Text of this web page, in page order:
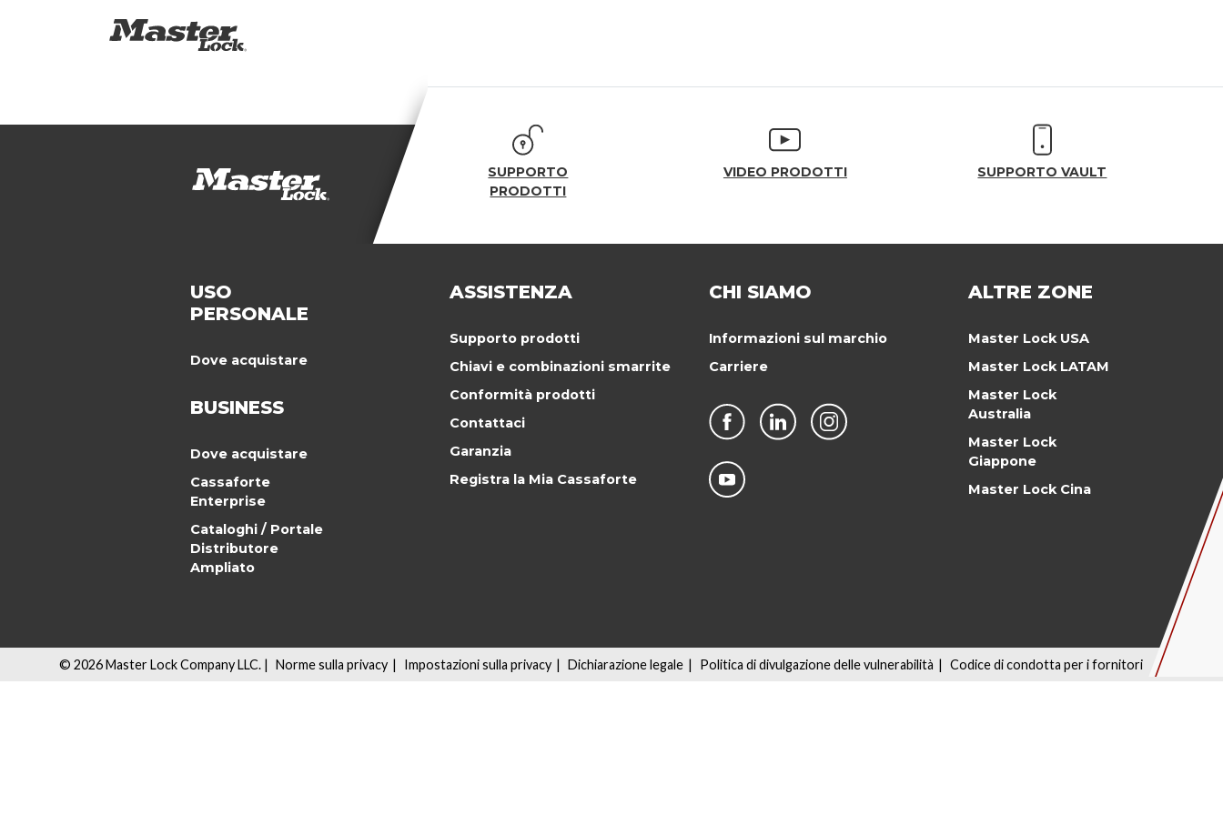
SUPPORTO
PRODOTTI
VIDEO PRODOTTI SUPPORTO VAULT
USO
PERSONALE
Dove acquistare
BUSINESS
Dove acquistare
Cassaforte
Enterprise
Cataloghi / Portale
Distributore
Ampliato
ASSISTENZA
Supporto prodotti
Chiavi e combinazioni smarrite
Conformità prodotti
Contattaci
Garanzia
Registra la Mia Cassaforte
CHI SIAMO
Informazioni sul marchio
Carriere
ALTRE ZONE
Master Lock USA
Master Lock LATAM
Master Lock
Australia
Master Lock
Giappone
Master Lock Cina
© 2026Master Lock Company LLC. | Norme sulla privacy | Impostazioni sulla privacy | Dichiarazione legale | Politica di divulgazione delle vulnerabilità | Codice di condotta per i fornitori